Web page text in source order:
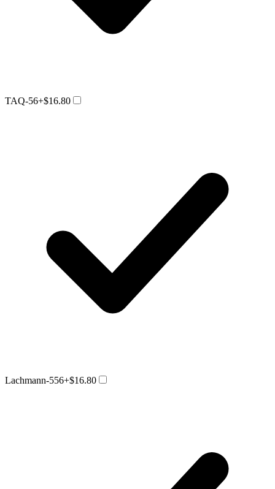
TAQ-56+$16.80
Lachmann-556+$16.80